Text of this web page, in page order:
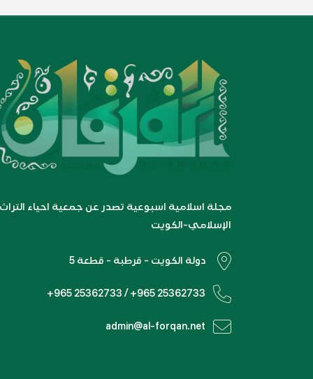
مجلة اسلامية اسبوعية تصدر عن جمعية احياء التراث
الإسلامي-الكويت
دولة الكويت - قرطبة - قطعة 5
+965 25362733 / +965 25362733
admin@al-forqan.net